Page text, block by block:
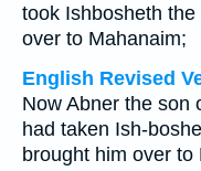
took Ishbosheth
over to Mahanaim;
English Revised
Now Abner the son
had taken Ish-
brought him over to